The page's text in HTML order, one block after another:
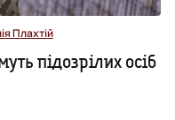
Плахтій
підозрілих осіб